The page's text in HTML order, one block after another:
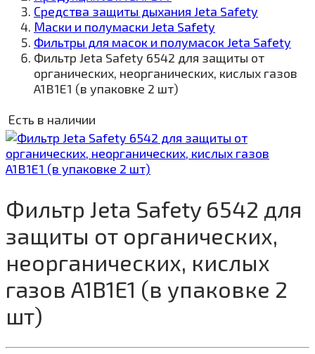
Средства защиты дыхания Jeta Safety
Маски и полумаски Jeta Safety
Фильтры для масок и полумасок Jeta Safety
Фильтр Jeta Safety 6542 для защиты от
органических, неорганических, кислых газов
A1B1E1 (в упаковке 2 шт)
Есть в наличии
Фильтр Jeta Safety 6542 для
защиты от органических,
неорганических, кислых
газов A1B1E1 (в упаковке 2
шт)